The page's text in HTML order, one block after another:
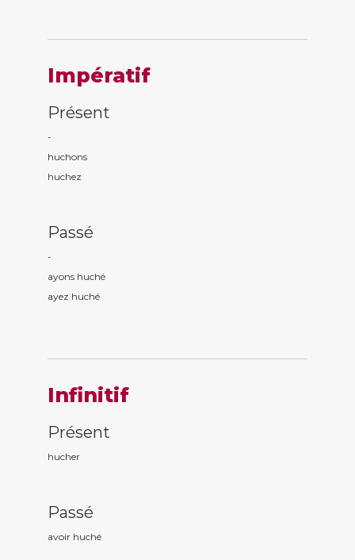
Impératif
Présent
-
huchons
huchez
Passé
-
ayons huché
ayez huché
Infinitif
Présent
hucher
Passé
avoir huché